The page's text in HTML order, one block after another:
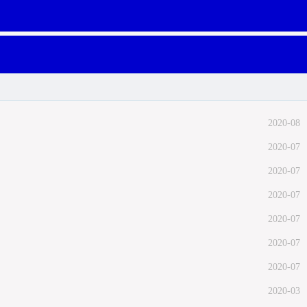
2020-08
2020-07
2020-07
2020-07
2020-07
2020-07
2020-07
2020-03